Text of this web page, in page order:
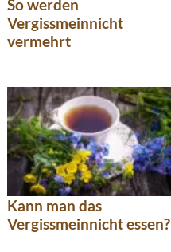
So werden
Vergissmeinnicht
vermehrt
Kann man das
Vergissmeinnicht essen?